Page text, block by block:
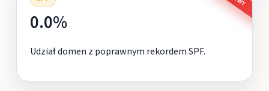
0.0%
Udział domen z poprawnym rekordem SPF.